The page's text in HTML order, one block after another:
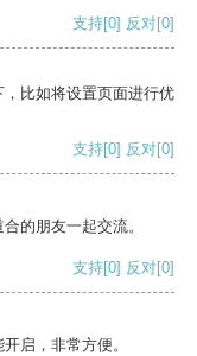
支持[0] 反对[0]
比如将设置页面进行优
支持[0] 反对[0]
的朋友一起交流。
支持[0] 反对[0]
启，非常方便。